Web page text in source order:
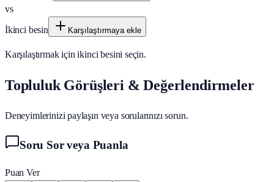
vs
İkinci besin
Karşılaştırmaya ekle
Karşılaştırmak için ikinci besini seçin.
Topluluk Görüşleri & Değerlendirmeler
Deneyimlerinizi paylaşın veya sorularınızı sorun.
Soru Sor veya Puanla
Puan Ver